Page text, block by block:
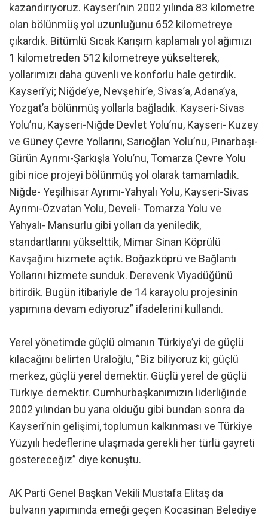
kazandırıyoruz. Kayseri’nin 2002 yılında 83 kilometre
olan bölünmüş yol uzunluğunu 652 kilometreye
çıkardık. Bitümlü Sıcak Karışım kaplamalı yol ağımızı
1 kilometreden 512 kilometreye yükselterek,
yollarımızı daha güvenli ve konforlu hale getirdik.
Kayseri’yi; Niğde’ye, Nevşehir’e, Sivas’a, Adana’ya,
Yozgat’a bölünmüş yollarla bağladık. Kayseri-Sivas
Yolu’nu, Kayseri-Niğde Devlet Yolu’nu, Kayseri- Kuzey
ve Güney Çevre Yollarını, Sarıoğlan Yolu’nu, Pınarbaşı-
Gürün Ayrımı-Şarkışla Yolu’nu, Tomarza Çevre Yolu
gibi nice projeyi bölünmüş yol olarak tamamladık.
Niğde- Yeşilhisar Ayrımı-Yahyalı Yolu, Kayseri-Sivas
Ayrımı-Özvatan Yolu, Develi- Tomarza Yolu ve
Yahyalı- Mansurlu gibi yolları da yeniledik,
standartlarını yükselttik, Mimar Sinan Köprülü
Kavşağını hizmete açtık. Boğazköprü ve Bağlantı
Yollarını hizmete sunduk. Derevenk Viyadüğünü
bitirdik. Bugün itibariyle de 14 karayolu projesinin
yapımına devam ediyoruz” ifadelerini kullandı.
Yerel yönetimde güçlü olmanın Türkiye’yi de güçlü
kılacağını belirten Uraloğlu, “Biz biliyoruz ki; güçlü
merkez, güçlü yerel demektir. Güçlü yerel de güçlü
Türkiye demektir. Cumhurbaşkanımızın liderliğinde
2002 yılından bu yana olduğu gibi bundan sonra da
Kayseri’nin gelişimi, toplumun kalkınması ve Türkiye
Yüzyılı hedeflerine ulaşmada gerekli her türlü gayreti
göstereceğiz” diye konuştu.
AK Parti Genel Başkan Vekili Mustafa Elitaş da
bulvarın yapımında emeği geçen Kocasinan Belediye